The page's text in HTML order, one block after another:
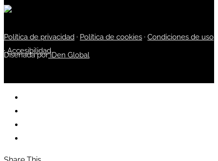
Política de privacidad · Política de cookies · Condiciones de uso
·Accesibilidad
Diseñada poriDen Global